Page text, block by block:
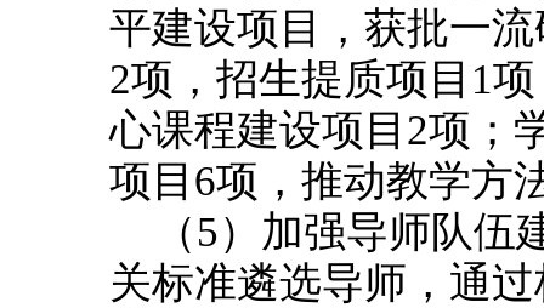
平建设项目，获批一
2项，招生提质项目1
心课程建设项目2项；
项目6项，推动教学方
（5）加强导师队
关标准遴选导师，通